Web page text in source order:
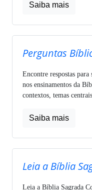
Saiba mais
Perguntas
Encontre respostas
nos ensinamentos da
contextos, temas
Saiba mais
Leia a Bíblia
Leia a Bíblia Sagrada